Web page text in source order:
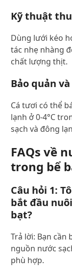
Kỹ thuật
Dùng lưới kéo
tác nhẹ nhàng
chất lượng thịt.
Bảo quản
Cá tươi có thể
lạnh ở 0-4°C
sạch và đông
FAQs về
trong bể
Câu hỏi 1:
bắt đầu
bạt?
Trả lời: Bạn cần
nguồn nước
phù hợp.